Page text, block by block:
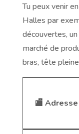
Tu peux venir
Halles par
découvertes,
marché de
bras, tête
🏬 Adresse